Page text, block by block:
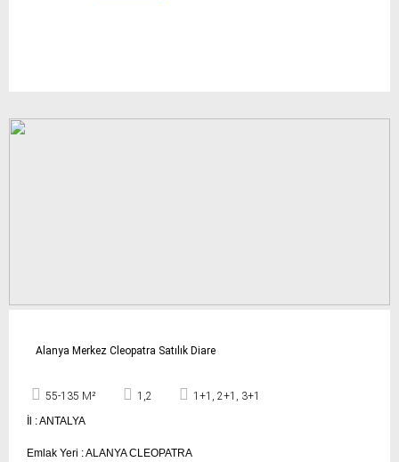
Alanya Merkez Cleopatra Satılık Diare
55-135 M² 1,2
1+1, 2+1, 3+1
İl : ANTALYA
Emlak Yeri : ALANYA CLEOPATRA